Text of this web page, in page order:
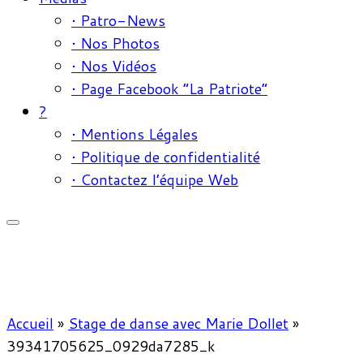
• Patro-News
• Nos Photos
• Nos Vidéos
• Page Facebook “La Patriote”
?
• Mentions Légales
• Politique de confidentialité
• Contactez l’équipe Web
Accueil » Stage de danse avec Marie Dollet»
39341705625_0929da7285_k